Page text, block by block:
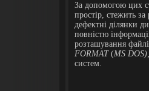
За допомогою цих
простір, стежить
дефектні ділянки
повністю
розташування
FORMAT(MS
систем.